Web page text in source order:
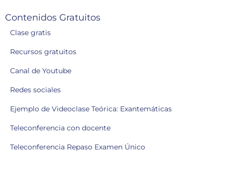
Contenidos Gratuitos
Clase gratis
Recursos gratuitos
Canal de Youtube
Redes sociales
Ejemplo de Videoclase Teórica: Exantemáticas
Teleconferencia con docente
Teleconferencia Repaso Examen Único